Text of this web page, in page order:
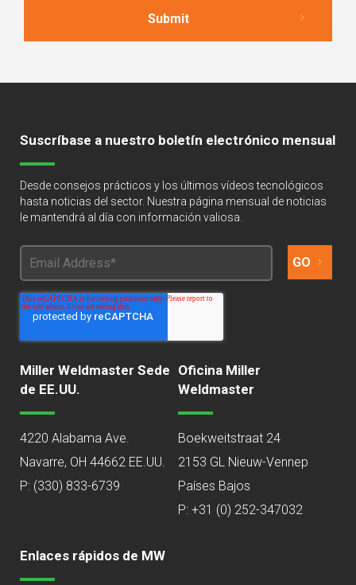
Suscríbase a nuestro boletín electrónico mensual
Desde consejos prácticos y los últimos vídeos tecnológicos
hasta noticias del sector. Nuestra página mensual de noticias
le mantendrá al día con información valiosa.
Miller Weldmaster Sede
de EE.UU.
4220 Alabama Ave.
Navarre, OH 44662 EE.UU.
P: (330) 833-6739
Oficina Miller
Weldmaster
Boekweitstraat 24
2153 GL Nieuw-Vennep
Países Bajos
P: +31 (0) 252-347032
Enlaces rápidos de MW